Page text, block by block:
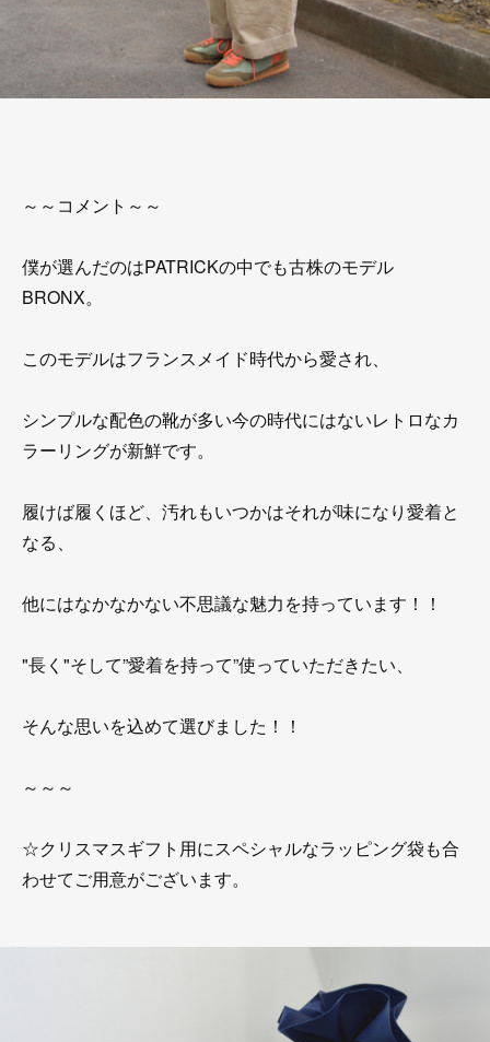
～～コメント～～
僕が選んだのはPATRICKの中でも古株のモデル
BRONX。
このモデルはフランスメイド時代から愛され、
シンプルな配色の靴が多い今の時代にはないレトロなカ
ラーリングが新鮮です。
履けば履くほど、汚れもいつかはそれが味になり愛着と
なる、
他にはなかなかない不思議な魅力を持っています！！
"長く"そして”愛着を持って”使っていただきたい、
そんな思いを込めて選びました！！
～～～
☆クリスマスギフト用にスペシャルなラッピング袋も合
わせてご用意がございます。